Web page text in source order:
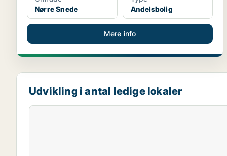
Nørre Snede
Andelsbolig
Mere info
Udvikling i antal ledige lokaler